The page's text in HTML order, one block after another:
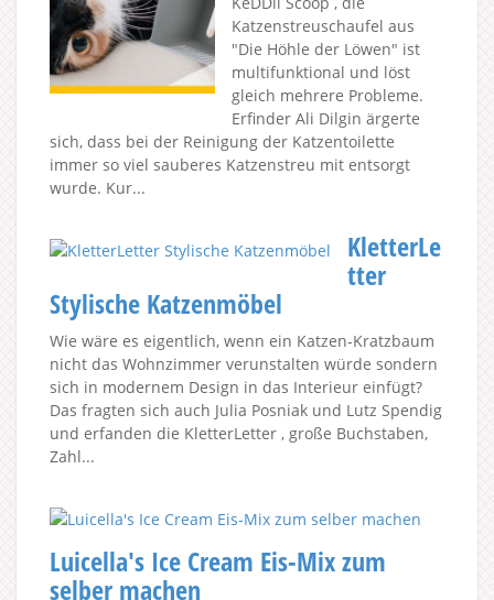
Katzenstreuschaufel aus
"Die Höhle der Löwen" ist
multifunktional und löst
gleich mehrere Probleme.
Erfinder Ali Dilgin ärgerte
sich, dass bei der Reinigung der Katzentoilette
immer so viel sauberes Katzenstreu mit entsorgt
wurde. Kur...
KletterLe
tter
Stylische Katzenmöbel
Wie wäre es eigentlich, wenn ein Katzen-Kratzbaum
nicht das Wohnzimmer verunstalten würde sondern
sich in modernem Design in das Interieur einfügt?
Das fragten sich auch Julia Posniak und Lutz Spendig
und erfanden die KletterLetter , große Buchstaben,
Zahl...
Luicella's Ice Cream Eis-Mix zum
selber machen